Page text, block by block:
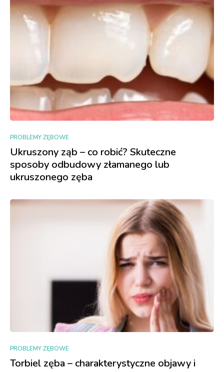
PROBLEMY ZĘBOWE
Ukruszony ząb – co robić? Skuteczne
sposoby odbudowy złamanego lub
ukruszonego zęba
PROBLEMY ZĘBOWE
Torbiel zęba – charakterystyczne objawy i